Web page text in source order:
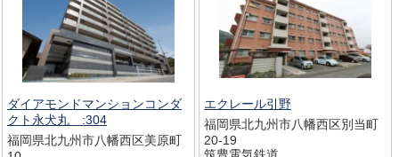
ダイアモンドマンションコンダ
クト永犬丸 :304
福岡県北九州市八幡西区美原町
エクレール引野
福岡県北九州市八幡西区別当町
20-19